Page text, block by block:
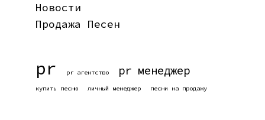
Новости
Продажа Песен
pr pr агентство pr менеджер
купить песню личный менеджер песни на продажу